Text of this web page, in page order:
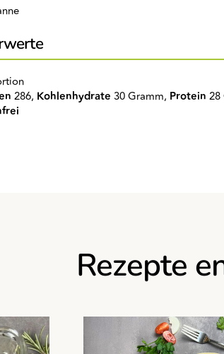
286, Kohlenhydrate 30 Gramm, Protein 28
Rezepte